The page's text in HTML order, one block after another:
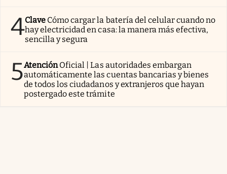
4Clave Cómo cargar la batería del celular cuando no
hay electricidad en casa: la manera más efectiva,
sencilla y segura
5AtenciónOficial | Las autoridades embargan
automáticamente las cuentas bancarias y bienes
de todos los ciudadanos y extranjeros que hayan
postergado este trámite